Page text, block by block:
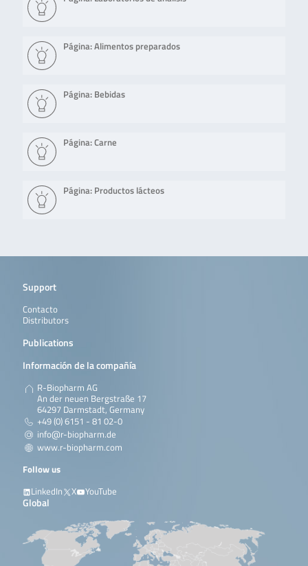
Página: Alimentos preparados
Página: Bebidas
Página: Carne
Página: Productos lácteos
Support
Contacto
Distributors
Publications
Información de la compañía
R-Biopharm AG
An der neuen Bergstraße 17
64297 Darmstadt, Germany
+49 (0) 6151 - 81 02-0
info@r-biopharm.de
www.r-biopharm.com
Follow us
LinkedIn
X YouTube
Global